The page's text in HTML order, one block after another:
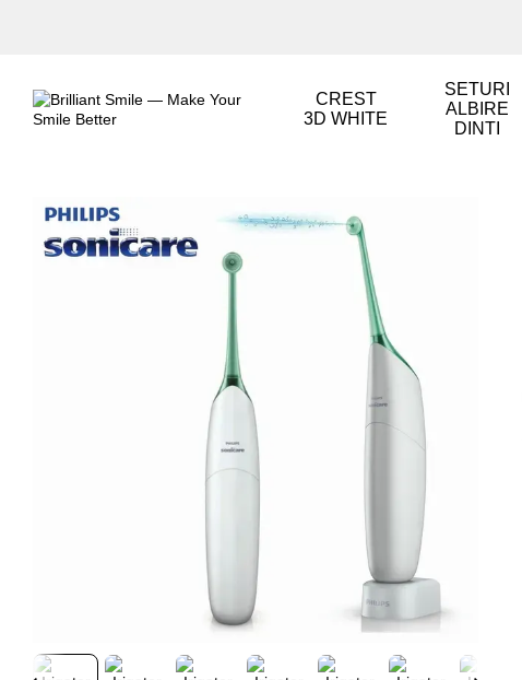
CREST
3D WHITE
SETURI
ALBIRE
DINTI